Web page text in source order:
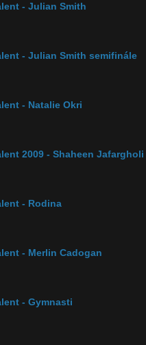
spev
- Julian Smith
- Julian Smith semifinále
- Natalie Okri
2009 - Shaheen Jafargholi
- Rodina
- Merlin Cadogan
- Gymnasti